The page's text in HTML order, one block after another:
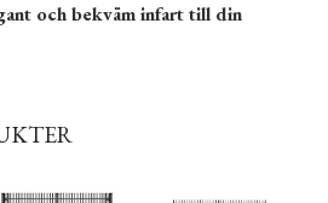
och bekväm infart till din